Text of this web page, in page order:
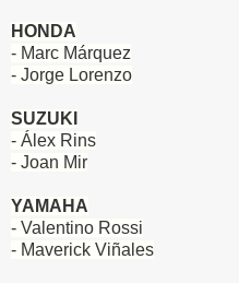
HONDA
- Marc Márquez
- Jorge Lorenzo
SUZUKI
- Álex Rins
- Joan Mir
YAMAHA
- Valentino Rossi
- Maverick Viñales